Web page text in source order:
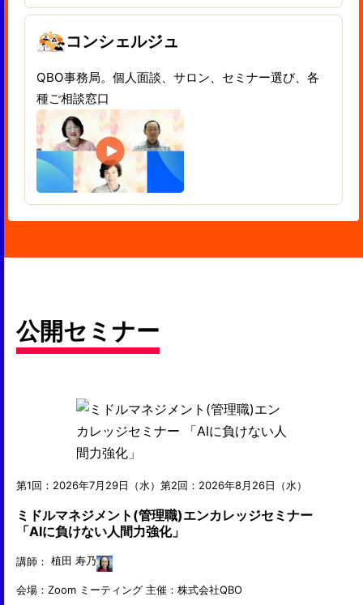
コンシェルジュ
QBO事務局。個人面談、サロン、セミナー選び、各
種ご相談窓口
公開セミナー
第1回：2026年7月29日（水）第2回：2026年8月26日（水）
ミドルマネジメント(管理職)エンカレッジセミナー
「AIに負けない人間力強化」
講師： 植田 寿乃
会場：Zoom ミーティング 主催：株式会社QBO